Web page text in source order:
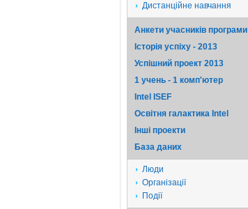
Дистанційне навчання
Анкети учасників програми
Історія успіху - 2013
Успішний проект 2013
1 учень - 1 комп'ютер
Intel ISEF
Освітня галактика Intel
Iншi проекти
База даних
Люди
Організації
Події